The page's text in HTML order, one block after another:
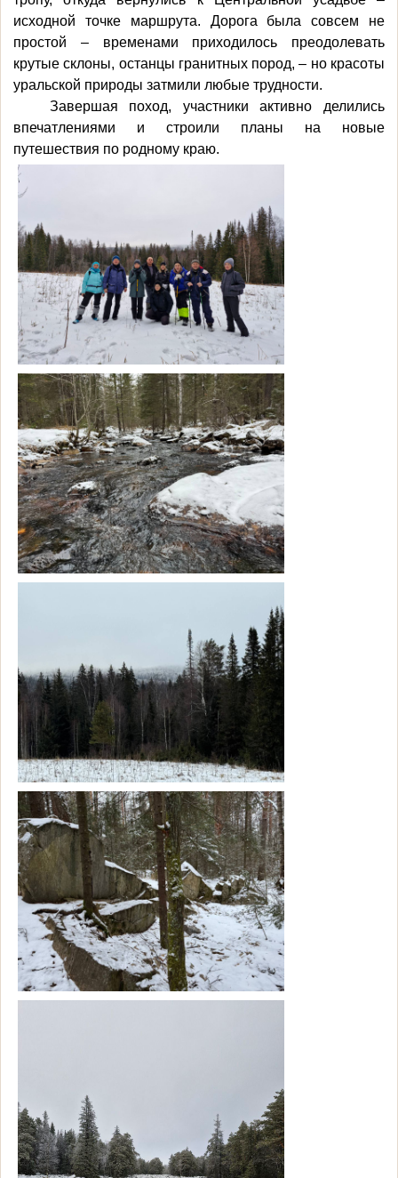
исходной точке маршрута. Дорога была совсем не
простой – временами приходилось преодолевать
крутые склоны, останцы гранитных пород, – но красоты
уральской природы затмили любые трудности.
Завершая поход, участники активно делились
впечатлениями и строили планы на новые
путешествия по родному краю.